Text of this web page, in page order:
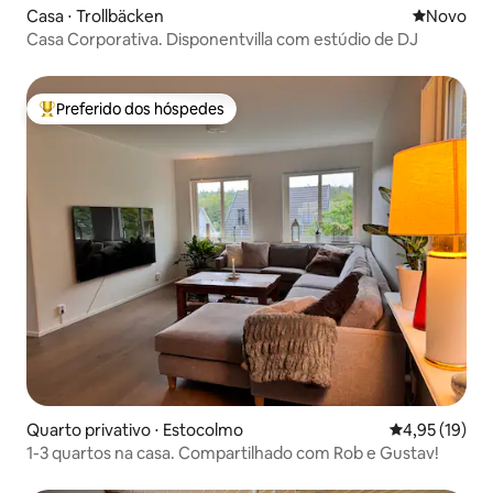
Casa ⋅ Trollbäcken Novo
Novo
Casa Corporativa. Disponentvilla com estúdio de DJ
Entre os melhores preferidos dos hóspedes
Preferido dos hóspedes
Quarto privativo ⋅ Estocolmo 4,95 de uma
4,95 (19)
1-3 quartos na casa. Compartilhado com Rob e Gustav!